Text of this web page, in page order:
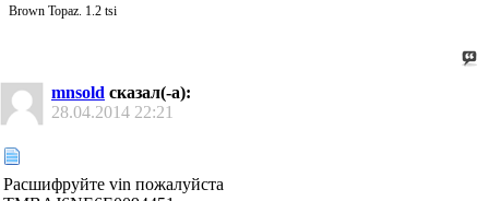
Brown Topaz. 1.2 tsi
mnsold сказал(-а):
28.04.2014 22:21
Расшифруйте vin пожалуйста